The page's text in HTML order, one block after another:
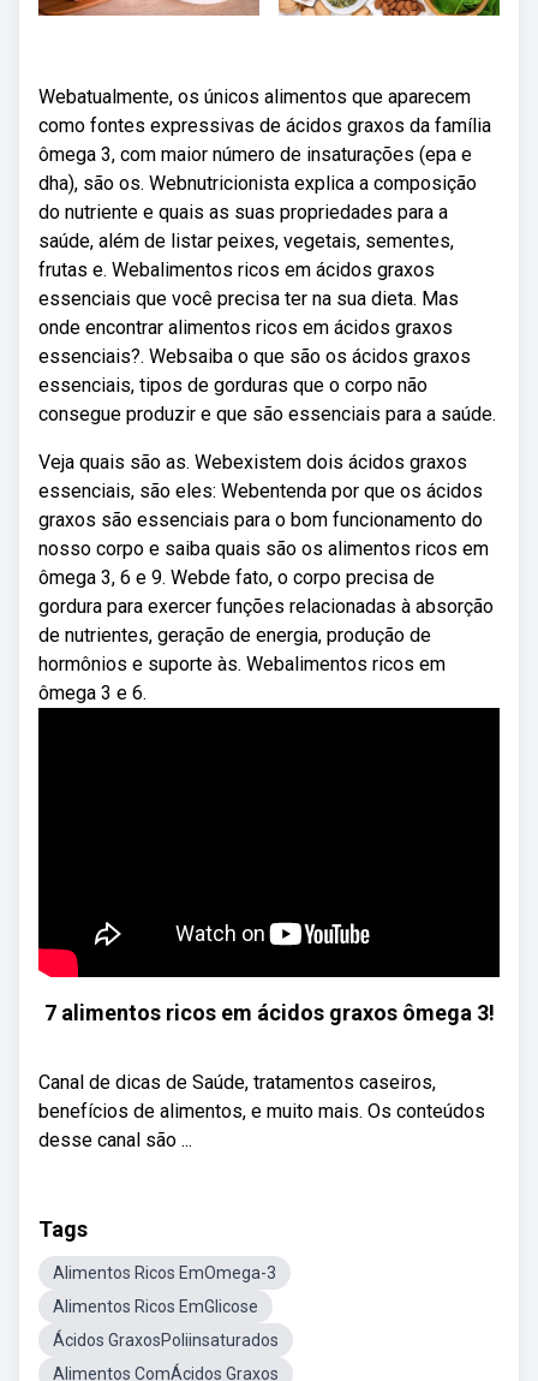
Webatualmente, os únicos alimentos que aparecem
como fontes expressivas de ácidos graxos da família
ômega 3, com maior número de insaturações (epa e
dha), são os. Webnutricionista explica a composição
do nutriente e quais as suas propriedades para a
saúde, além de listar peixes, vegetais, sementes,
frutas e. Webalimentos ricos em ácidos graxos
essenciais que você precisa ter na sua dieta. Mas
onde encontrar alimentos ricos em ácidos graxos
essenciais?. Websaiba o que são os ácidos graxos
essenciais, tipos de gorduras que o corpo não
consegue produzir e que são essenciais para a saúde.
Veja quais são as. Webexistem dois ácidos graxos
essenciais, são eles: Webentenda por que os ácidos
graxos são essenciais para o bom funcionamento do
nosso corpo e saiba quais são os alimentos ricos em
ômega 3, 6 e 9. Webde fato, o corpo precisa de
gordura para exercer funções relacionadas à absorção
de nutrientes, geração de energia, produção de
hormônios e suporte às. Webalimentos ricos em
ômega 3 e 6.
7 alimentos ricos em ácidos graxos ômega 3!
Canal de dicas de Saúde, tratamentos caseiros,
benefícios de alimentos, e muito mais. Os conteúdos
desse canal são ...
Tags
Alimentos Ricos EmOmega-3
Alimentos Ricos EmGlicose
Ácidos GraxosPoliinsaturados
Alimentos ComÁcidos Graxos